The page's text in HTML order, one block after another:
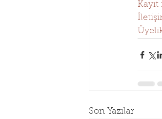
Son Yazılar